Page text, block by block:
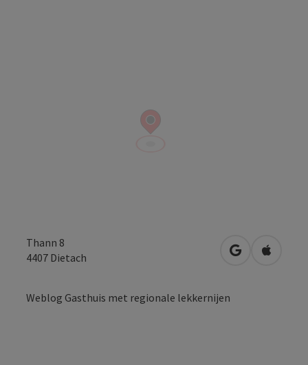
Thann 8
4407 Dietach Openen in
Weblog Gasthuis met regionale lekkernijen